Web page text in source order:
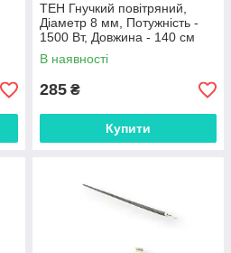
ТЕН Гнучкий повітряний,
Діаметр 8 мм, Потужність -
1500 Вт, Довжина - 140 см
В наявності
285 ₴
Купити